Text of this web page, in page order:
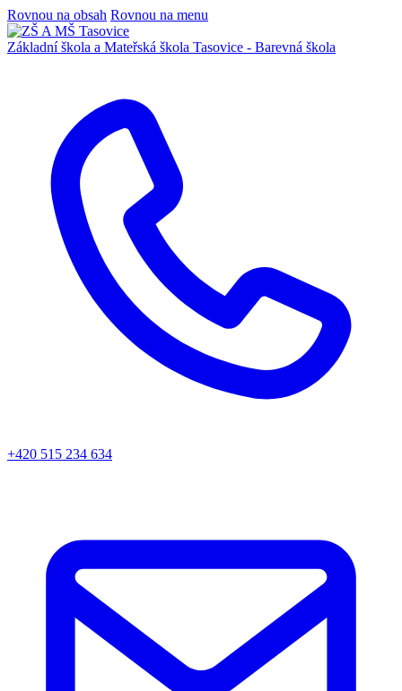
Rovnou na obsah Rovnou na menu
Základní škola a Mateřská škola Tasovice - Barevná škola
+420 515 234 634